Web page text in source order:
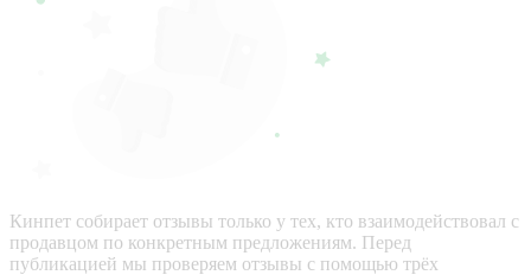
Кинпет собирает отзывы только у тех, кто взаимодействовал с
продавцом по конкретным предложениям. Перед
публикацией мы проверяем отзывы с помощью трёх